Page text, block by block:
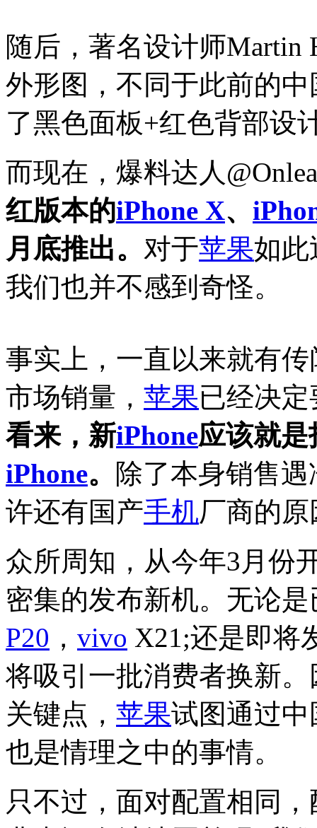
随后，著名设计师Martin
外形图，不同于此前的中
了黑色面板+红色背部设
而现在，爆料达人
红版本的iPhone X、
月底推出。 对于苹果如此
我们也并不感到奇怪。
事实上，一直以来就有
市场销量， 苹果已经决
看来，新iPhone应该就
iPhone。 除了本身销售
许还有国产手机厂商的原
众所周知，从今年3月份
密集的发布新机。无论
P20 ， vivo X21;还是即将
将吸引一批消费者换新
关键点， 苹果试图通过
也是情理之中的事情。
只不过，面对配置相同